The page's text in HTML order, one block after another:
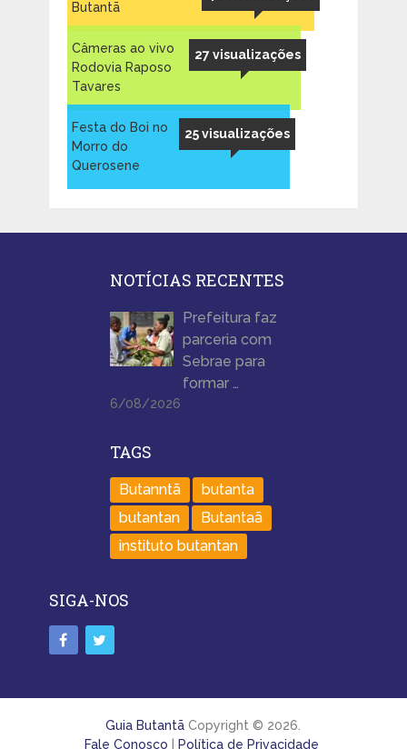
Butantã
27 visualizações
Câmeras ao vivo
Rodovia Raposo
Tavares
25 visualizações
Festa do Boi no
Morro do
Querosene
NOTÍCIAS RECENTES
Prefeitura faz
parceria com
Sebrae para
formar …
6/08/2026
TAGS
Butanntã
butanta
butantan
Butantaã
instituto butantan
SIGA-NOS
Guia Butantã Copyright © 2026.
Fale Conosco
Política de Privacidade